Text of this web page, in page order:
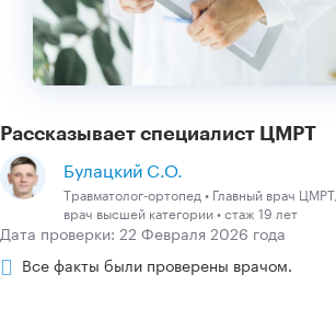
Рассказывает специалист ЦМРТ
Булацкий С.О.
Травматолог-ортопед • Главный врач ЦМРТ,
врач высшей категории • стаж 19 лет
Дата проверки: 22 Февраля 2026 года
Все факты были проверены врачом.